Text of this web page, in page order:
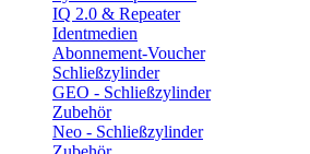
IQ 2.0 & Repeater
Identmedien
Abonnement-Voucher
Schließzylinder
GEO - Schließzylinder
Zubehör
Neo - Schließzylinder